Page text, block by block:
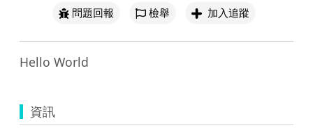
問題回報
檢舉 加入追蹤
Hello World
資訊